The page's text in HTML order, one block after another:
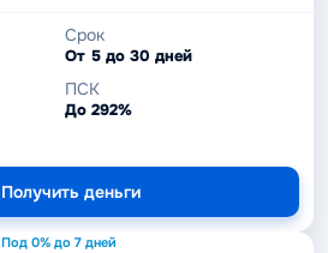
Срок
От 5 до 30 дней
ПСК
До 292%
Получить деньги
Под 0% до 7 дней